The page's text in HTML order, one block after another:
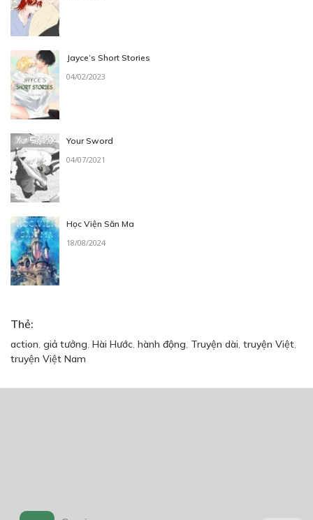
Jayce’s Short Stories
04/02/2023
Your Sword
04/07/2021
Học Viện Săn Ma
18/08/2024
Thẻ:
action, giả tưởng, Hài Hước, hành động, Truyện dài, truyện Việt,
truyện Việt Nam